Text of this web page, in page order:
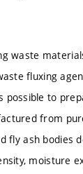
waste
fluxing
to
from
ash bodies
moisture